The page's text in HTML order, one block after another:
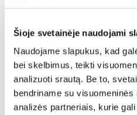
Šioje svetainėje naudojami
Naudojame slapukus, kad
bei skelbimus, teikti
analizuoti srautą. Be to,
bendriname su
analizės partneriais, kurie
VERŽLĖ SKARDAI M8 CINKO
DANGA
Peržiūrėti